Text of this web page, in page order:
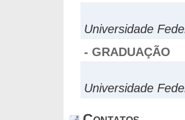
Universidade
- GRADUAÇÃO
Universidade